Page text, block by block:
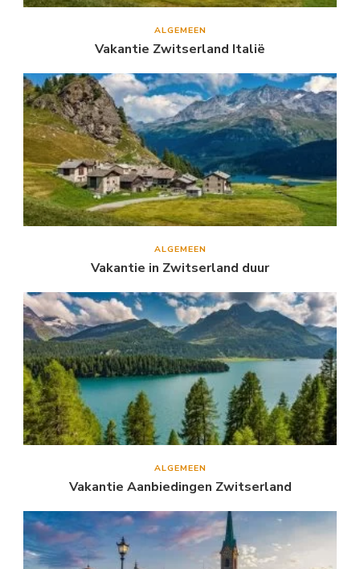
ALGEMEEN
Vakantie Zwitserland Italië
ALGEMEEN
Vakantie in Zwitserland duur
ALGEMEEN
Vakantie Aanbiedingen Zwitserland